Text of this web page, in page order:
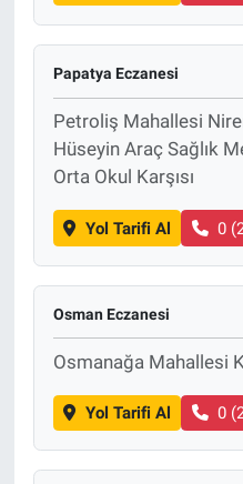
Papatya Eczanesi
Petroliş Mahallesi
Hüseyin Araç Sağlık
Orta Okul Karşısı
Yol Tarifi Al 0
Osman Eczanesi
Osmanağa Mahallesi
Yol Tarifi Al 0